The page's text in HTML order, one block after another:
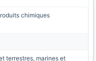
chimiques
terrestres, marines et